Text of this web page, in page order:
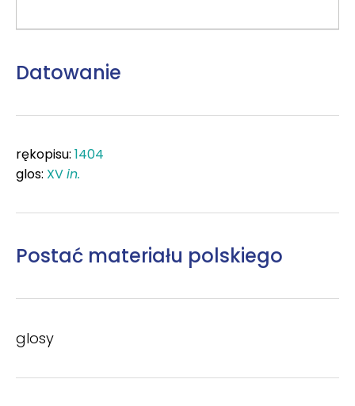
Datowanie
rękopisu: 1404
glos: XVin.
Postać materiału polskiego
glosy